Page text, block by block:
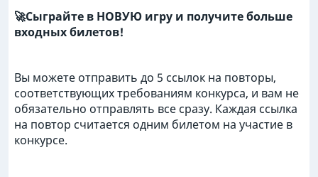
🚀Сыграйте в НОВУЮ игру и получите больше
входных билетов!
Вы можете отправить до 5 ссылок на повторы,
соответствующих требованиям конкурса, и вам не
обязательно отправлять все сразу. Каждая ссылка
на повтор считается одним билетом на участие в
конкурсе.